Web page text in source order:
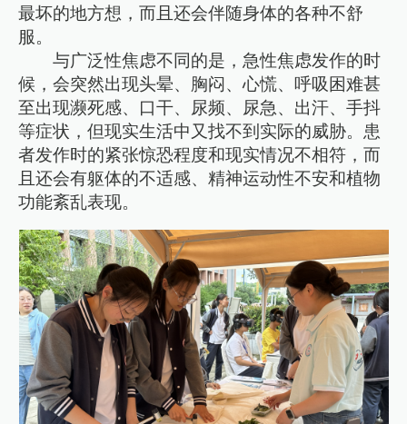
最坏的地方想，而且还会伴随身体的各种不舒
服。
与广泛性焦虑不同的是，急性焦虑发作的时
候，会突然出现头晕、胸闷、心慌、呼吸困难甚
至出现濒死感、口干、尿频、尿急、出汗、手抖
等症状，但现实生活中又找不到实际的威胁。患
者发作时的紧张惊恐程度和现实情况不相符，而
且还会有躯体的不适感、精神运动性不安和植物
功能紊乱表现。